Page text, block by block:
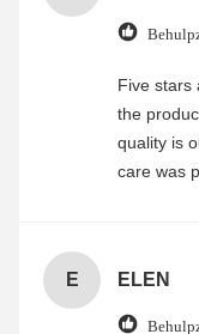
Five stars
the
quality is
care was
E ELEN